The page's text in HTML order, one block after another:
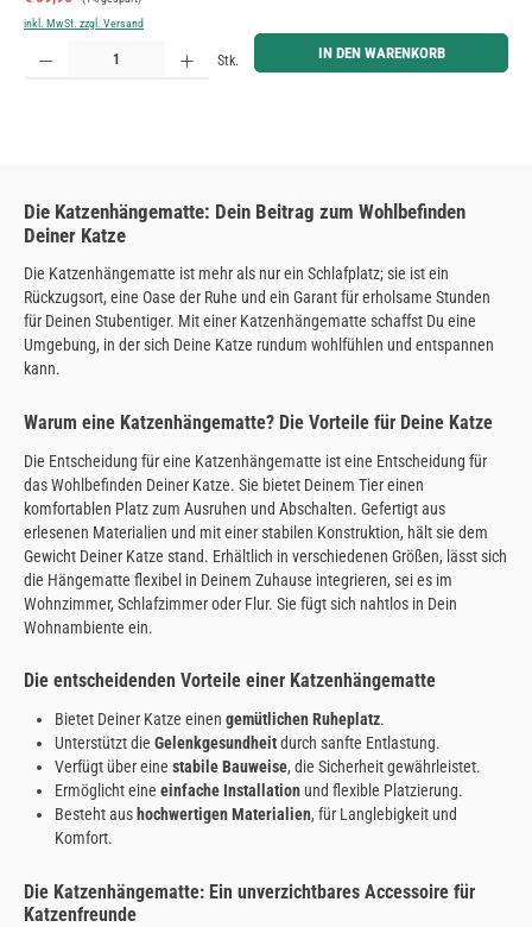
inkl. MwSt. zzgl. Versand
Produkt Anzahl: Gib den gewünschten Wert ein oder benutze die Schaltflächen um die Anzahl zu
Stk. IN DEN WARENKORB
Die Katzenhängematte: Dein Beitrag zum Wohlbefinden
Deiner Katze
Die Katzenhängematte ist mehr als nur ein Schlafplatz; sie ist ein
Rückzugsort, eine Oase der Ruhe und ein Garant für erholsame Stunden
für Deinen Stubentiger. Mit einer Katzenhängematte schaffst Du eine
Umgebung, in der sich Deine Katze rundum wohlfühlen und entspannen
kann.
Warum eine Katzenhängematte? Die Vorteile für Deine Katze
Die Entscheidung für eine Katzenhängematte ist eine Entscheidung für
das Wohlbefinden Deiner Katze. Sie bietet Deinem Tier einen
komfortablen Platz zum Ausruhen und Abschalten. Gefertigt aus
erlesenen Materialien und mit einer stabilen Konstruktion, hält sie dem
Gewicht Deiner Katze stand. Erhältlich in verschiedenen Größen, lässt sich
die Hängematte flexibel in Deinem Zuhause integrieren, sei es im
Wohnzimmer, Schlafzimmer oder Flur. Sie fügt sich nahtlos in Dein
Wohnambiente ein.
Die entscheidenden Vorteile einer Katzenhängematte
Bietet Deiner Katze einen gemütlichen Ruheplatz.
Unterstützt die Gelenkgesundheitdurch sanfte Entlastung.
Verfügt über eine stabile Bauweise, die Sicherheit gewährleistet.
Ermöglicht eine einfache Installationund flexible Platzierung.
Besteht aus hochwertigen Materialien, für Langlebigkeit und
Komfort.
Die Katzenhängematte: Ein unverzichtbares Accessoire für
Katzenfreunde